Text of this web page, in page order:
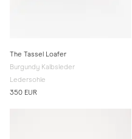
The Tassel Loafer
Burgundy Kalbsleder
Ledersohle
350 EUR